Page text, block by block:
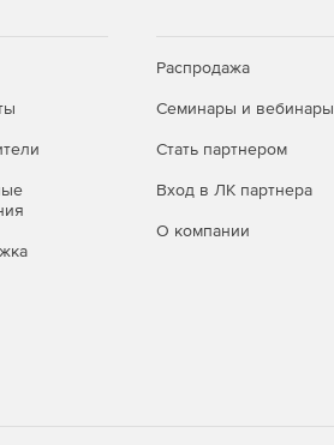
Распродажа
Семинары и вебинары
Стать партнером
Вход в ЛК партнера
О компании